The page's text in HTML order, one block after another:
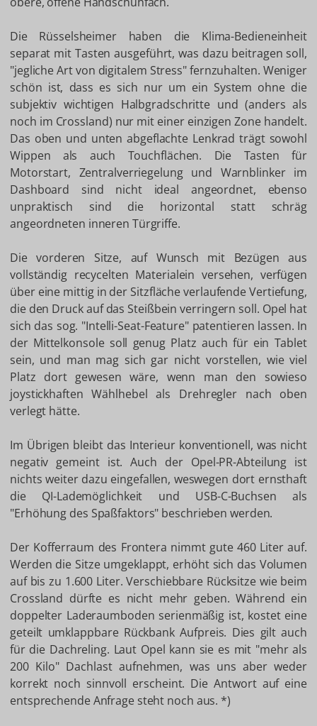
Die Rüsselsheimer haben die Klima-Bedieneinheit
separat mit Tasten ausgeführt, was dazu beitragen soll,
"jegliche Art von digitalem Stress" fernzuhalten. Weniger
schön ist, dass es sich nur um ein System ohne die
subjektiv wichtigen Halbgradschritte und (anders als
noch im Crossland) nur mit einer einzigen Zone handelt.
Das oben und unten abgeflachte Lenkrad trägt sowohl
Wippen als auch Touchflächen. Die Tasten für
Motorstart, Zentralverriegelung und Warnblinker im
Dashboard sind nicht ideal angeordnet, ebenso
unpraktisch sind die horizontal statt schräg
angeordneten inneren Türgriffe.
Die vorderen Sitze, auf Wunsch mit Bezügen aus
vollständig recycelten Materialein versehen, verfügen
über eine mittig in der Sitzfläche verlaufende Vertiefung,
die den Druck auf das Steißbein verringern soll. Opel hat
sich das sog. "Intelli-Seat-Feature" patentieren lassen. In
der Mittelkonsole soll genug Platz auch für ein Tablet
sein, und man mag sich gar nicht vorstellen, wie viel
Platz dort gewesen wäre, wenn man den sowieso
joystickhaften Wählhebel als Drehregler nach oben
verlegt hätte.
Im Übrigen bleibt das Interieur konventionell, was nicht
negativ gemeint ist. Auch der Opel-PR-Abteilung ist
nichts weiter dazu eingefallen, weswegen dort ernsthaft
die QI-Lademöglichkeit und USB-C-Buchsen als
"Erhöhung des Spaßfaktors" beschrieben werden.
Der Kofferraum des Frontera nimmt gute 460 Liter auf.
Werden die Sitze umgeklappt, erhöht sich das Volumen
auf bis zu 1.600 Liter. Verschiebbare Rücksitze wie beim
Crossland dürfte es nicht mehr geben. Während ein
doppelter Laderaumboden serienmäßig ist, kostet eine
geteilt umklappbare Rückbank Aufpreis. Dies gilt auch
für die Dachreling. Laut Opel kann sie es mit "mehr als
200 Kilo" Dachlast aufnehmen, was uns aber weder
korrekt noch sinnvoll erscheint. Die Antwort auf eine
entsprechende Anfrage steht noch aus. *)